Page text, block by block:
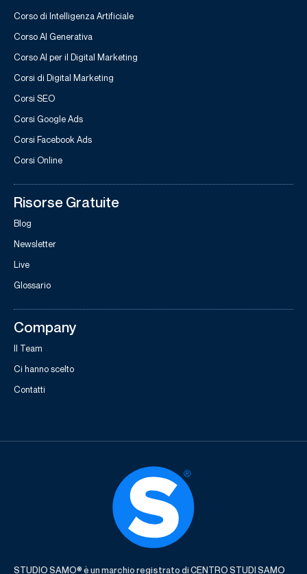
Corso di Intelligenza Artificiale
Corso AI Generativa
Corso AI per il Digital Marketing
Corsi di Digital Marketing
Corsi SEO
Corsi Google Ads
Corsi Facebook Ads
Corsi Online
Risorse Gratuite
Blog
Newsletter
Live
Glossario
Company
Il Team
Ci hanno scelto
Contatti
STUDIO SAMO® è un marchio registrato di CENTRO STUDI SAMO